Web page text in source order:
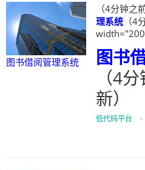
图书借阅管理系统
（4分钟之
理系统 （4
图书
（4
新）
低代码平台 •